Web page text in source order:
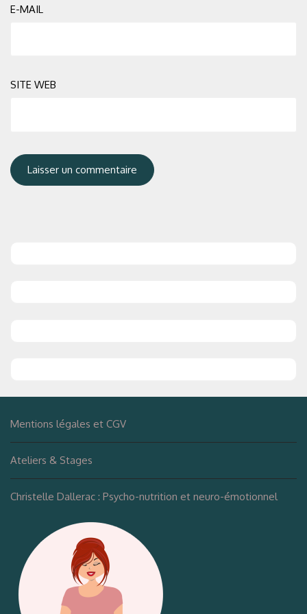
E-MAIL
SITE WEB
Mentions légales et CGV
Ateliers & Stages
Christelle Dallerac : Psycho-nutrition et neuro-émotionnel